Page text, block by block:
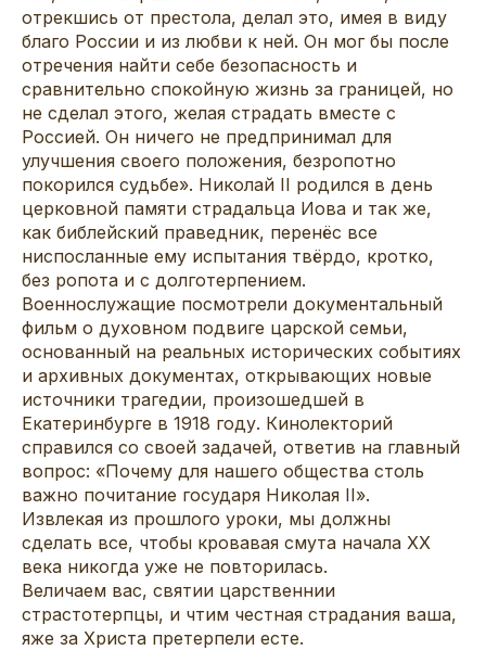
отрекшись от престола, делал это, имея в виду
благо России и из любви к ней. Он мог бы после
отречения найти себе безопасность и
сравнительно спокойную жизнь за границей, но
не сделал этого, желая страдать вместе с
Россией. Он ничего не предпринимал для
улучшения своего положения, безропотно
покорился судьбе». Николай II родился в день
церковной памяти страдальца Иова и так же,
как библейский праведник, перенёс все
ниспосланные ему испытания твёрдо, кротко,
без ропота и с долготерпением.
Военнослужащие посмотрели документальный
фильм о духовном подвиге царской семьи,
основанный на реальных исторических событиях
и архивных документах, открывающих новые
источники трагедии, произошедшей в
Екатеринбурге в 1918 году. Кинолекторий
справился со своей задачей, ответив на главный
вопрос: «Почему для нашего общества столь
важно почитание государя Николая II».
Извлекая из прошлого уроки, мы должны
сделать все, чтобы кровавая смута начала XX
века никогда уже не повторилась.
Величаем вас, святии царственнии
страстотерпцы, и чтим честная страдания ваша,
яже за Христа претерпели есте.